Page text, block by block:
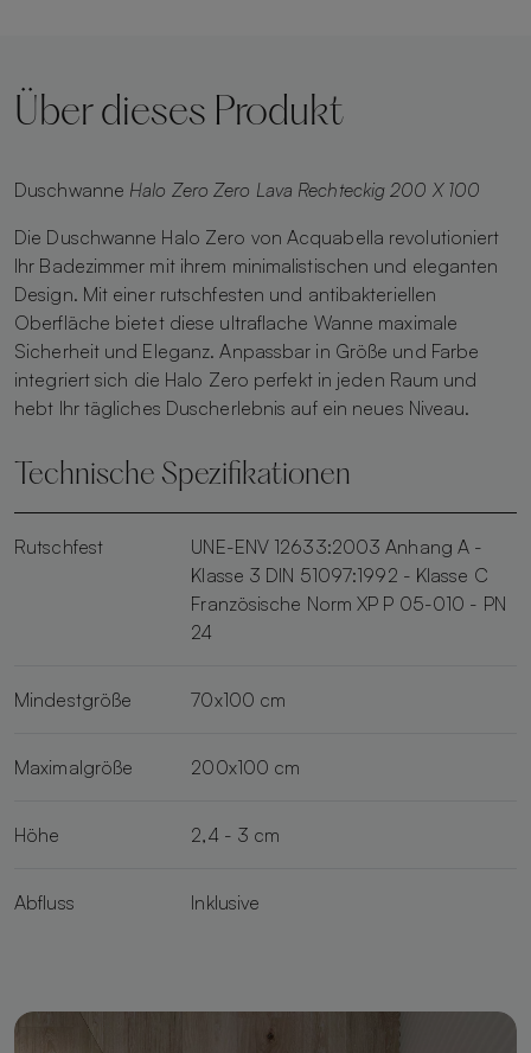
Über dieses Produkt
Duschwanne Halo Zero Zero Lava Rechteckig 200 X 100
Die Duschwanne Halo Zero von Acquabella revolutioniert
Ihr Badezimmer mit ihrem minimalistischen und eleganten
Design. Mit einer rutschfesten und antibakteriellen
Oberfläche bietet diese ultraflache Wanne maximale
Sicherheit und Eleganz. Anpassbar in Größe und Farbe
integriert sich die Halo Zero perfekt in jeden Raum und
hebt Ihr tägliches Duscherlebnis auf ein neues Niveau.
Technische Spezifikationen
Rutschfest
UNE-ENV 12633:2003 Anhang A -
Klasse 3 DIN 51097:1992 - Klasse C
Französische Norm XP P 05-010 - PN
24
Mindestgröße 70x100 cm
Maximalgröße 200x100 cm
Höhe 2,4 - 3 cm
Abfluss Inklusive